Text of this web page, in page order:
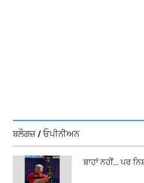
ਬਲੌਗਜ਼ / ਓਪੀਨੀਅਨ
ਬਾਹਾਂ ਨਹੀਂ… ਪਰ